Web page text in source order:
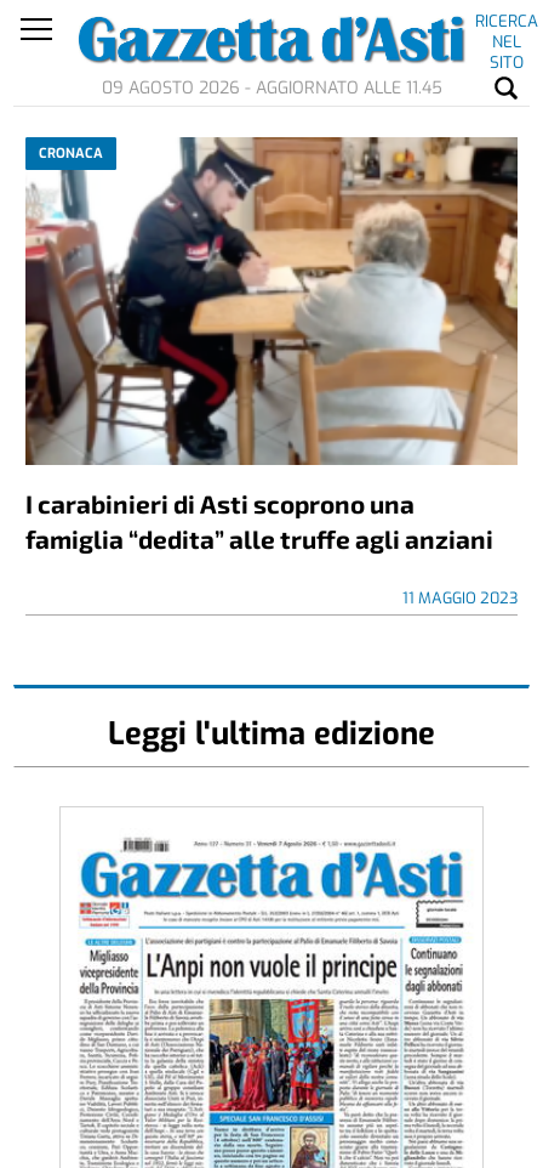
RICERCA
NEL
SITO
09 AGOSTO 2026 - AGGIORNATO ALLE 11.45
CRONACA
I carabinieri di Asti scoprono una
famiglia “dedita” alle truffe agli anziani
11 MAGGIO 2023
Leggi l'ultima edizione